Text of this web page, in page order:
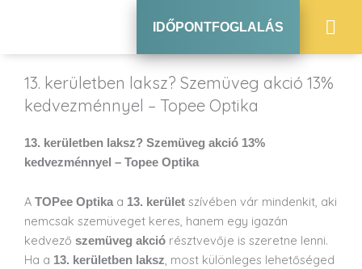
IDŐPONTFOGLALÁS
13. kerületben laksz? Szemüveg akció 13%
kedvezménnyel – Topee Optika
13. kerületben laksz? Szemüveg akció 13%
kedvezménnyel – Topee Optika
A TOPee Optikaa 13. kerületszívében vár mindenkit, aki
nemcsak szemüveget keres, hanem egy igazán
kedvező szemüveg akciórésztvevője is szeretne lenni.
Ha a 13. kerületben laksz, most különleges lehetőséged